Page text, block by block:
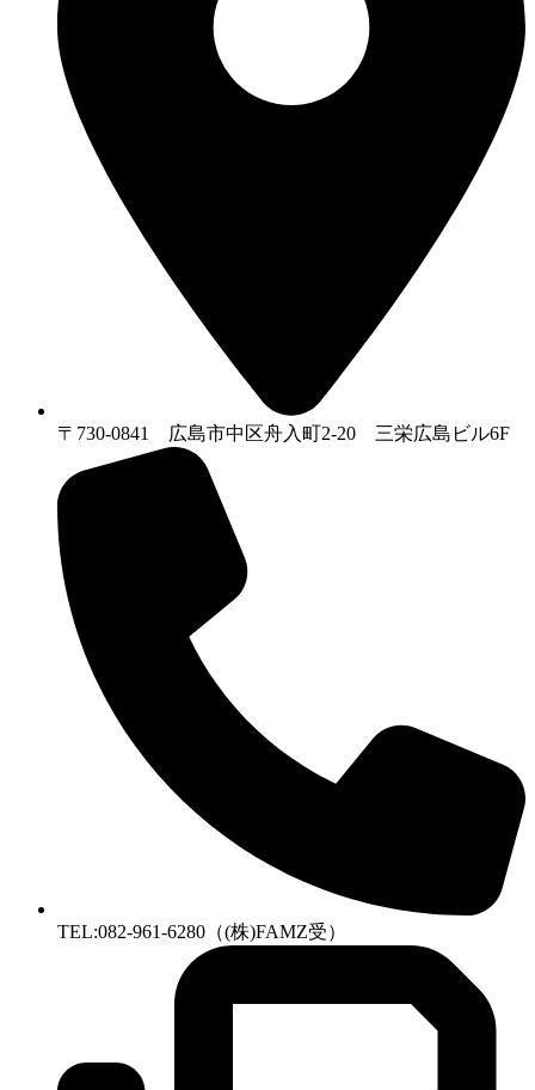
〒730-0841 広島市中区舟入町2-20 三栄広島ビル6F
TEL:082-961-6280（(株)FAMZ受）